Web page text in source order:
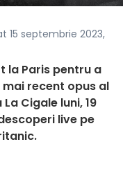
15 septembrie 2023,
la Paris pentru a
recent opus al
Cigale luni, 19
live pe